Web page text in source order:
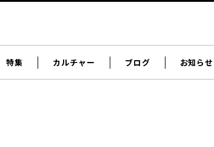
特集 カルチャー ブログ お知らせ